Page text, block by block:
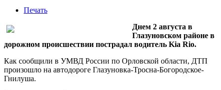
Печать
Днем 2 августа в
Глазуновском районе в
дорожном происшествии пострадал водитель Kia Rio.
Как сообщили в УМВД России по Орловской области, ДТП
произошло на автодороге Глазуновка-Тросна-Богородское-
Гнилуша.